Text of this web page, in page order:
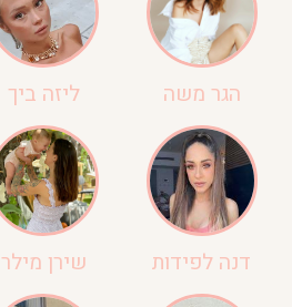
הגר משה ליזה ביך
דנה לפידות שירן מילר